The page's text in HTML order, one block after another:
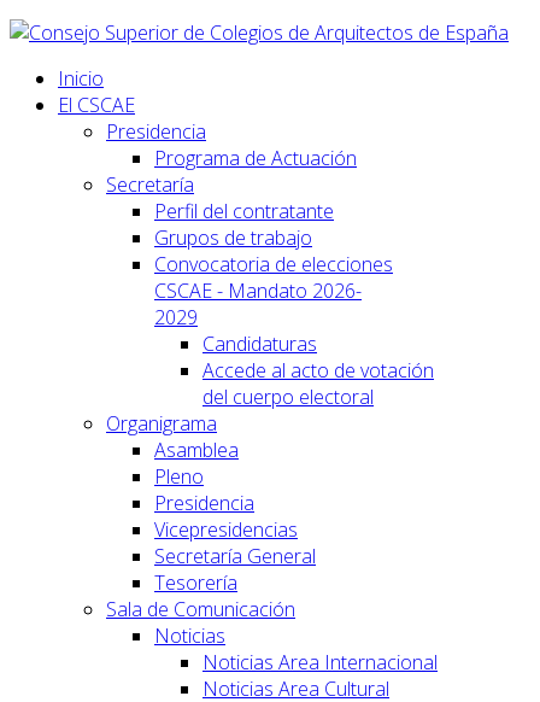
Inicio
El CSCAE
Presidencia
Programa de Actuación
Secretaría
Perfil del contratante
Grupos de trabajo
Convocatoria de elecciones
CSCAE - Mandato 2026-
2029
Candidaturas
Accede al acto de votación
del cuerpo electoral
Organigrama
Asamblea
Pleno
Presidencia
Vicepresidencias
Secretaría General
Tesorería
Sala de Comunicación
Noticias
Noticias Area Internacional
Noticias Area Cultural